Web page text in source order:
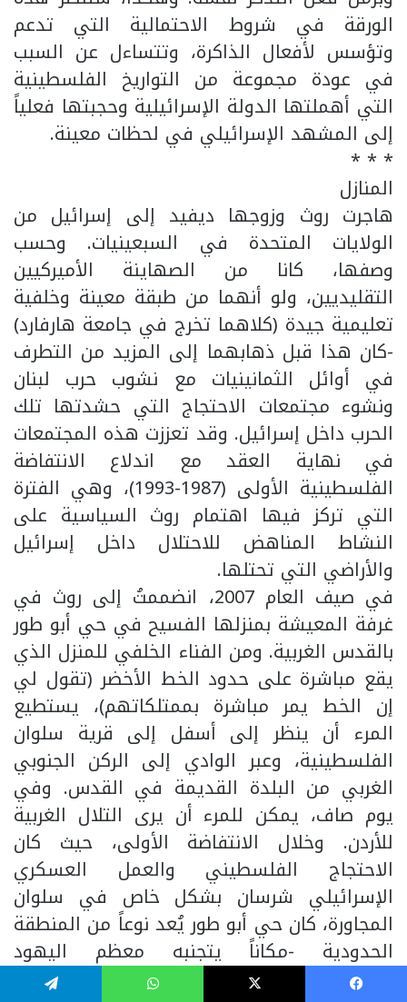
الورقة في شروط الاحتمالية التي تدعم
وتؤسس لأفعال الذاكرة، وتتساءل عن السبب
في عودة مجموعة من التواريخ الفلسطينية
التي أهملتها الدولة الإسرائيلية وحجبتها فعلياً
إلى المشهد الإسرائيلي في لحظات معينة.
* * *
المنازل
هاجرت روث وزوجها ديفيد إلى إسرائيل من
الولايات المتحدة في السبعينيات. وحسب
وصفها، كانا من الصهاينة الأميركيين
التقليديين، ولو أنهما من طبقة معينة وخلفية
تعليمية جيدة (كلاهما تخرج في جامعة هارفارد)
-كان هذا قبل ذهابهما إلى المزيد من التطرف
في أوائل الثمانينيات مع نشوب حرب لبنان
ونشوء مجتمعات الاحتجاج التي حشدتها تلك
الحرب داخل إسرائيل. وقد تعززت هذه المجتمعات
في نهاية العقد مع اندلاع الانتفاضة
الفلسطينية الأولى (1987-1993)، وهي الفترة
التي تركز فيها اهتمام روث السياسية على
النشاط المناهض للاحتلال داخل إسرائيل
والأراضي التي تحتلها.
في صيف العام 2007، انضممتُ إلى روث في
غرفة المعيشة بمنزلها الفسيح في حي أبو طور
بالقدس الغربية. ومن الفناء الخلفي للمنزل الذي
يقع مباشرة على حدود الخط الأخضر (تقول لي
إن الخط يمر مباشرة بممتلكاتهم)، يستطيع
المرء أن ينظر إلى أسفل إلى قرية سلوان
الفلسطينية، وعبر الوادي إلى الركن الجنوبي
الغربي من البلدة القديمة في القدس. وفي
يوم صاف، يمكن للمرء أن يرى التلال الغربية
للأردن. وخلال الانتفاضة الأولى، حيث كان
الاحتجاج الفلسطيني والعمل العسكري
الإسرائيلي شرسان بشكل خاص في سلوان
المجاورة، كان حي أبو طور يُعد نوعاً من المنطقة
الحدودية -مكاناً يتجنبه معظم اليهود
الإسرائيليين. وخلال فترات المواجهة الشرسة،